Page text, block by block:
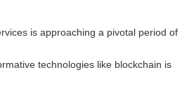
is approaching a pivotal period of
technologies like blockchain is